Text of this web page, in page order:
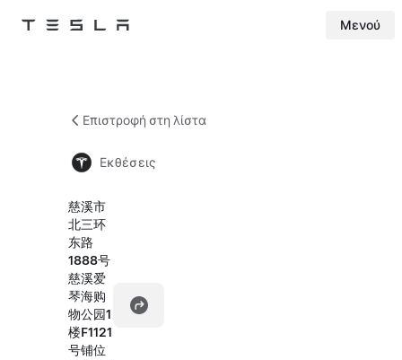
Tesla Μενού
Επιστροφή στη λίστα
Εκθέσεις
慈溪市
北三环
东路
1888号
慈溪爱
琴海购
物公园1
楼F1121
号铺位